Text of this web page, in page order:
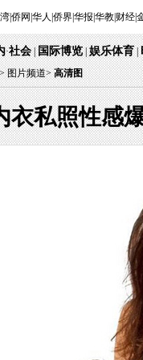
|侨网 华人 侨界|华报 华教| 财经|
·社会|国际博览|娱乐体育|
>图片频道> 高清图
衣私照性感